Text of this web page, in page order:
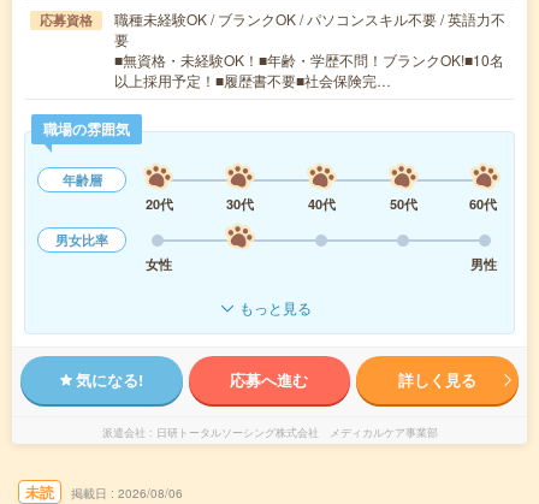
応募資格
職種未経験OK / ブランクOK / パソコンスキル不要 / 英語力不
要
■無資格・未経験OK！■年齢・学歴不問！ブランクOK!■10名
以上採用予定！■履歴書不要■社会保険完…
職場の雰囲気
年齢層
20代
30代 40代 50代
60代
男女比率
女性
男性
もっと見る
気になる! 応募へ進む 詳しく見る
派遣会社 日研トータルソーシング株式会社 メディカルケア事業部
未読 掲載日 2026/08/06